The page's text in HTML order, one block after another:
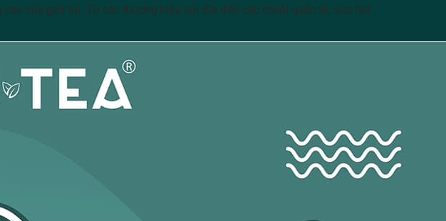
của giới trẻ. Từ các thương hiệu nội địa đến các chuỗi quốc tế, sức hút